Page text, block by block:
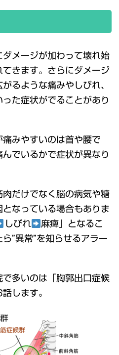
メージが加わって壊れ始
きます。さらにダメージ
るような痛みやしびれ、
た症状がでることがあり
みやすいのは首や腰で
でいるかで症状が異なり
だけでなく脳の病気や糖
なっている場合もありま
しびれ
麻痺」となるこ
”異常”を知らせるアラー
多いのは「胸郭出口症候
します。